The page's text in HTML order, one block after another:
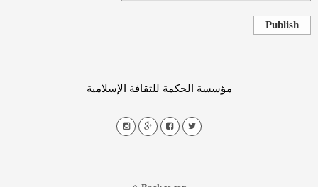
Publish
مؤسسة الحكمة للثقافة الإسلامية